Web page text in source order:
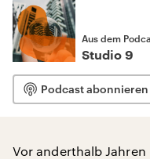
Aus dem
Studio 9
Podcast abonnieren
Vor anderthalb